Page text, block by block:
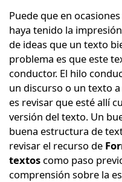
Puede que en
haya tenido la
de ideas que un texto
problema es que este
conductor. El hilo
un discurso o un texto
es revisar que esté allí
versión del texto. Un
buena estructura de
revisar el recurso de
textos como paso
comprensión sobre la